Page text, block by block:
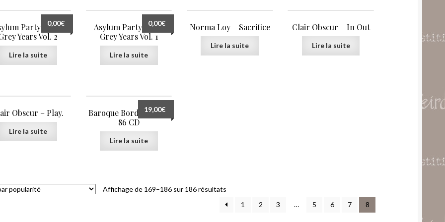
Party – The
Years Vol. 2
0,00€
Lire la suite
Asylum Party – The
Grey Years Vol. 1
0,00€
Lire la suite
Norma Loy – Sacrifice
Lire la suite
Clair Obscur – In Out
Lire la suite
Obscur – Play.
Lire la suite
Baroque Bordello : 83-
86 CD
19,00€
Lire la suite
Affichage de 169–186 sur 186 résultatsTrié
1 2 3 … 5 6 7 8